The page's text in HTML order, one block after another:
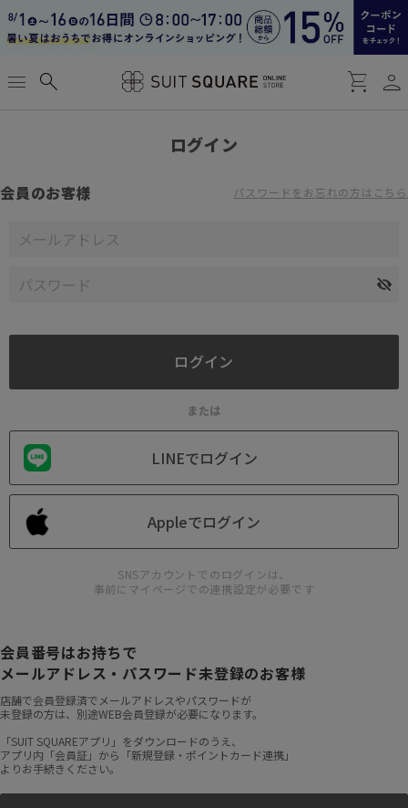
menu search shopping_cart person
ログイン
会員のお客様 パスワードをお忘れの方はこちら
または
LINEでログイン
Appleでログイン
SNSアカウントでのログインは、
事前にマイページでの連携設定が必要です
会員番号はお持ちで
メールアドレス・パスワード未登録のお客様
店舗で会員登録済でメールアドレスやパスワードが
未登録の方は、別途WEB会員登録が必要になります。
「SUIT SQUAREアプリ」をダウンロードのうえ、
アプリ内「会員証」から「新規登録・ポイントカード連携」
よりお手続きください。